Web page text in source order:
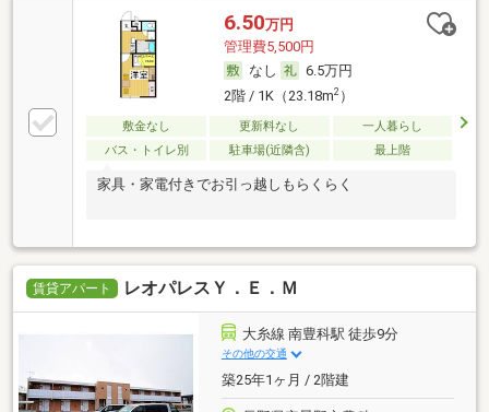
6.50万円
管理費5,500円
なし
6.5万円
2階 / 1K（23.18m2）
敷金なし 更新料なし
一人暮らし
バス・トイレ別
駐車場(近隣含) 最上階
家具・家電付きでお引っ越しもらくらく
賃貸アパート レオパレスＹ．Ｅ．Ｍ
大糸線 南豊科駅 徒歩9分
その他の交通
築25年1ヶ月 / 2階建